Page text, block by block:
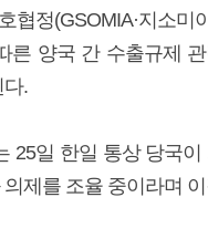
협정(GSOMIA·지소미
른 양국 간 수출규제
다.
25일 한일 통상 당국
제를 조율 중이라며